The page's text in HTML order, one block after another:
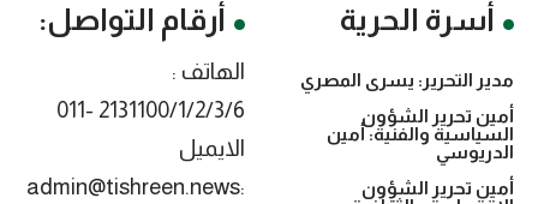
أسرة الحرية
مدير التحرير: يسرى المصري
أمين تحرير الشؤون
السياسية والفنية: أمين
الدريوسي
أمين تحرير الشؤون
أرقام التواصل:
الهاتف :
2131100/1/2/3/6 -011
الايميل
:admin@tishreen.news